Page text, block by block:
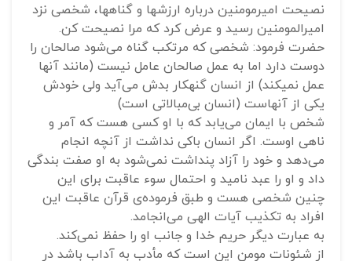
نصیحت امیرمومنین درباره ارزشها و گناهها، شخصی نزد
امیرالمومنین رسید و عرض کرد که مرا نصیحت کن.
حضرت فرمود: شخصی که مرتکب گناه می‌شود صالحان را
دوست دارد اما به عمل صالحان عامل نیست (مانند آنها
عمل نمی‎کند) از انسان گنهکار بدش می‌آید ولی خودش
یکی از آنهاست (انسان بی‌مبالاتی است)
شخص با ایمان می‌یابد که با او کسی هست که آمر و
ناهی اوست. اگر انسان باکی نداشت از آنچه انجام
می‌دهد و خود را آزاد پنداشت نمی‌شود به او صفت بندگی
داد و او را عبد نامید و احتمال سوء عاقبت برای این
چنین شخصی هست و طبق فرموده‌ی قرآن عاقبت این
افراد به تکذیب آیات الهی می‌انجامد.
به عبارت دیگر حریم خدا و جانب او را حفظ نمی‌کند.
از شئونات مومن این است که مأدب به آداب باشد در